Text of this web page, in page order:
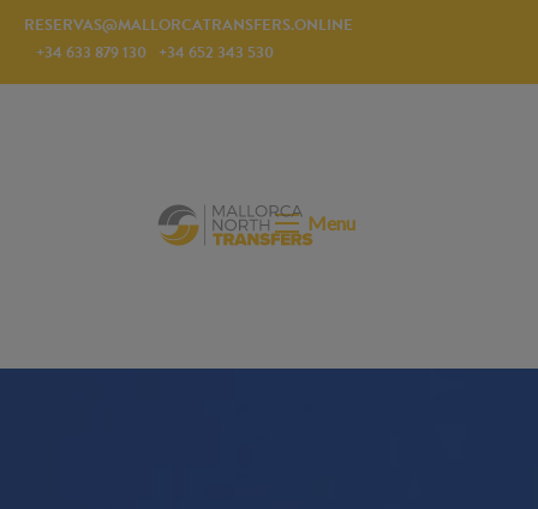
RESERVAS@MALLORCATRANSFERS.ONLINE
+34 633 879 130 +34 652 343 530
Menu